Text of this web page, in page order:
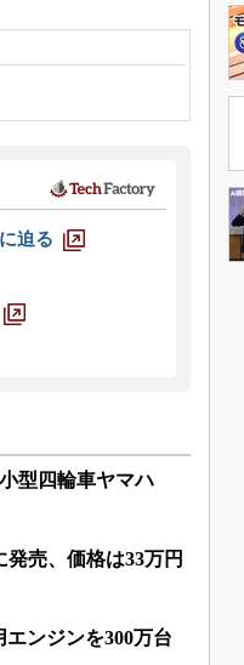
迫る
型四輪車ヤマハ
売、価格は33万円
ンジンを300万台